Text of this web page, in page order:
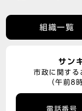
組織一覧
サン
市政に関する
（午前8
電話番号